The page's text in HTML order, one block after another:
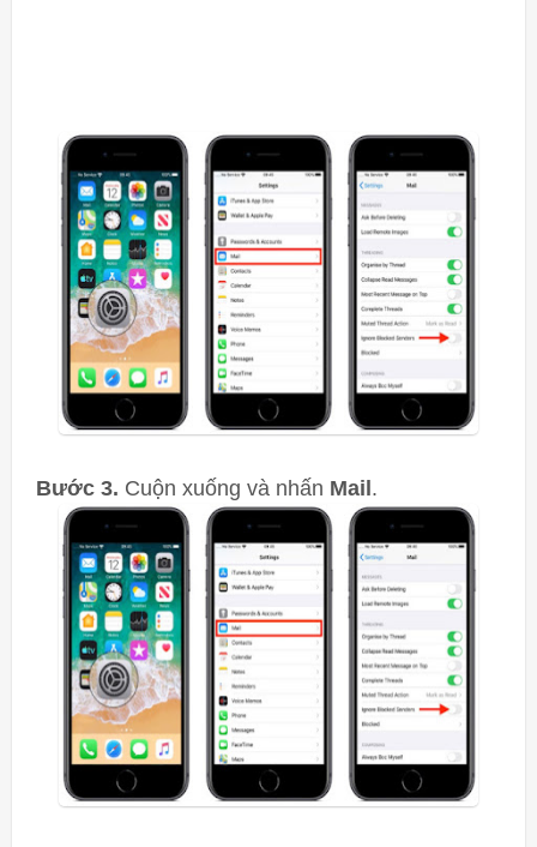
Bước 3. Cuộn xuống và nhấn Mail .